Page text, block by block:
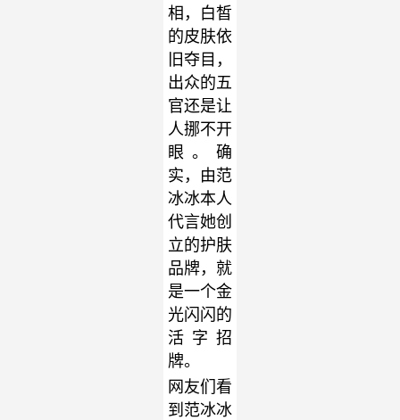
相，白皙
的皮肤依
旧夺目，
出众的五
官还是让
人挪不开
眼。确
实，由范
冰冰本人
代言她创
立的护肤
品牌，就
是一个金
光闪闪的
活字招
牌。
网友们看
到范冰冰